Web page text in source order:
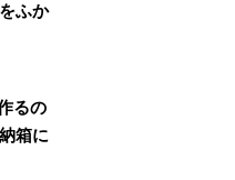
ふか
るの
箱に